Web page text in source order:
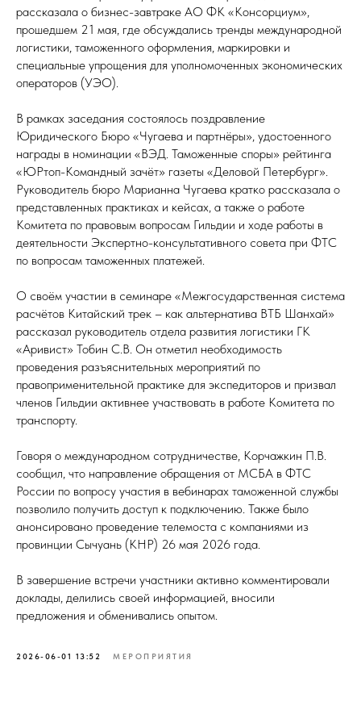
рассказала о бизнес-завтраке АО ФК «Консорциум»,
прошедшем 21 мая, где обсуждались тренды международной
логистики, таможенного оформления, маркировки и
специальные упрощения для уполномоченных экономических
операторов (УЭО).
В рамках заседания состоялось поздравление
Юридического Бюро «Чугаева и партнёры», удостоенного
награды в номинации «ВЭД. Таможенные споры» рейтинга
«ЮРтоп-Командный зачёт» газеты «Деловой Петербург».
Руководитель бюро Марианна Чугаева кратко рассказала о
представленных практиках и кейсах, а также о работе
Комитета по правовым вопросам Гильдии и ходе работы в
деятельности Экспертно-консультативного совета при ФТС
по вопросам таможенных платежей.
О своём участии в семинаре «Межгосударственная система
расчётов Китайский трек – как альтернатива ВТБ Шанхай»
рассказал руководитель отдела развития логистики ГК
«Аривист» Тобин С.В. Он отметил необходимость
проведения разъяснительных мероприятий по
правоприменительной практике для экспедиторов и призвал
членов Гильдии активнее участвовать в работе Комитета по
транспорту.
Говоря о международном сотрудничестве, Корчажкин П.В.
сообщил, что направление обращения от МСБА в ФТС
России по вопросу участия в вебинарах таможенной службы
позволило получить доступ к подключению. Также было
анонсировано проведение телемоста с компаниями из
провинции Сычуань (КНР) 26 мая 2026 года.
В завершение встречи участники активно комментировали
доклады, делились своей информацией, вносили
предложения и обменивались опытом.
2026-06-01 13:52 МЕРОПРИЯТИЯ